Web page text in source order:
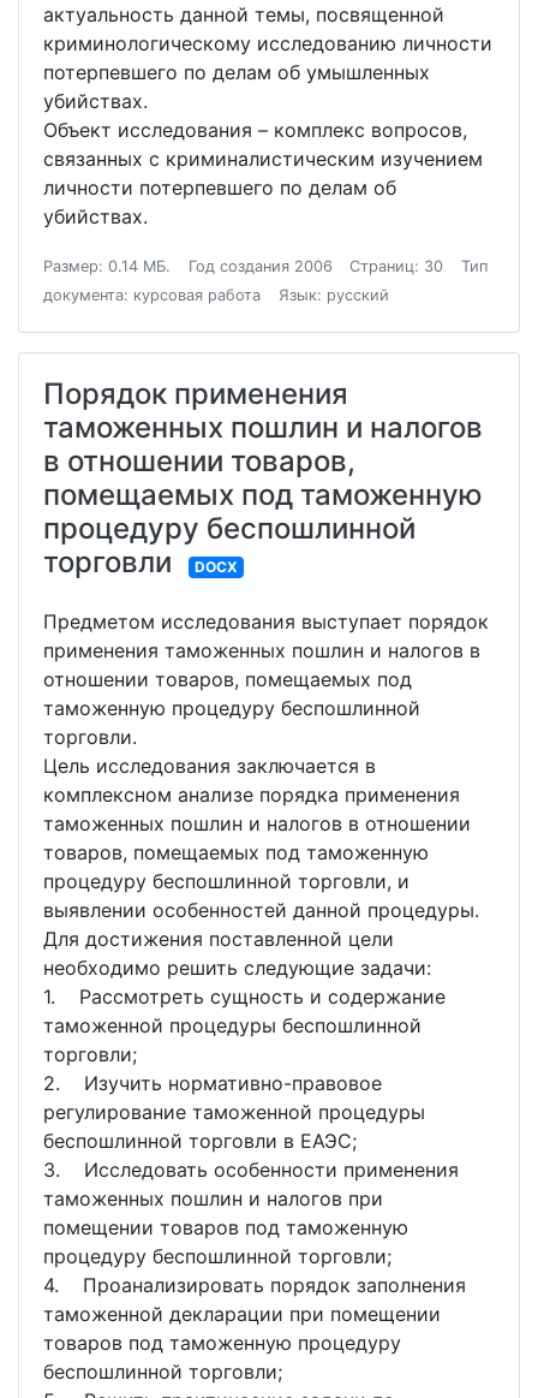
актуальность данной темы, посвященной
криминологическому исследованию личности
потерпевшего по делам об умышленных
убийствах.
Объект исследования – комплекс вопросов,
связанных с криминалистическим изучением
личности потерпевшего по делам об
убийствах.
Размер: 0.14 МБ. Год создания 2006 Страниц: 30
Тип
документа: курсовая работа
Язык: русский
Порядок применения
таможенных пошлин и налогов
в отношении товаров,
помещаемых под таможенную
процедуру беспошлинной
торговли
DOCX
Предметом исследования выступает порядок
применения таможенных пошлин и налогов в
отношении товаров, помещаемых под
таможенную процедуру беспошлинной
торговли.
Цель исследования заключается в
комплексном анализе порядка применения
таможенных пошлин и налогов в отношении
товаров, помещаемых под таможенную
процедуру беспошлинной торговли, и
выявлении особенностей данной процедуры.
Для достижения поставленной цели
необходимо решить следующие задачи:
1. Рассмотреть сущность и содержание
таможенной процедуры беспошлинной
торговли;
2. Изучить нормативно-правовое
регулирование таможенной процедуры
беспошлинной торговли в ЕАЭС;
3. Исследовать особенности применения
таможенных пошлин и налогов при
помещении товаров под таможенную
процедуру беспошлинной торговли;
4. Проанализировать порядок заполнения
таможенной декларации при помещении
товаров под таможенную процедуру
беспошлинной торговли;